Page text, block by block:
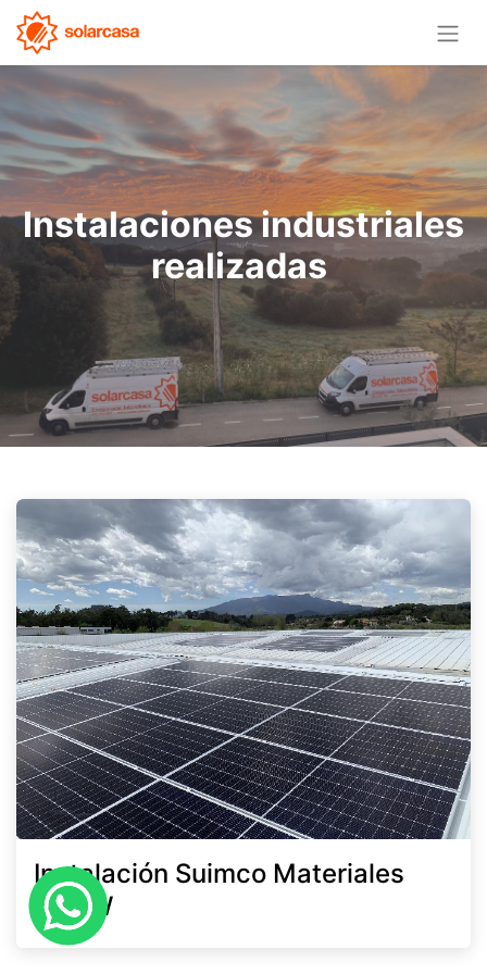
Instalaciones industriales
realizadas
Instalación Suimco Materiales
60 kW